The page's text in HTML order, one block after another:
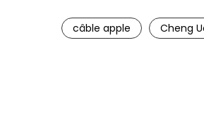
câble apple Cheng